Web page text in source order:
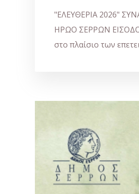
"ΕΛΕΥΘΕΡΙΑ 2026"
ΗΡΩΟ ΣΕΡΡΩΝ
στο πλαίσιο των